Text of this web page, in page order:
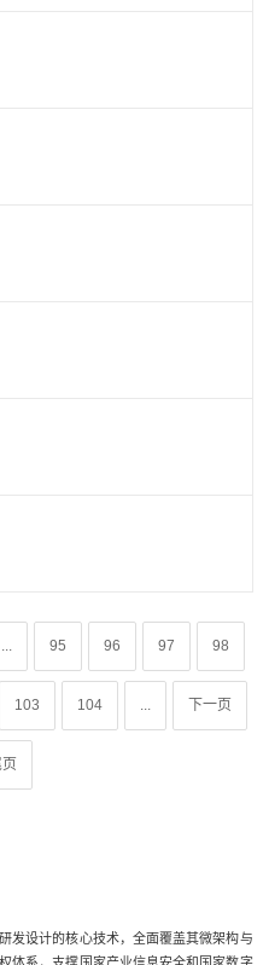
95 96 97 98
103 104 下一页
页
发设计的核心技术，全面覆盖其微架构与